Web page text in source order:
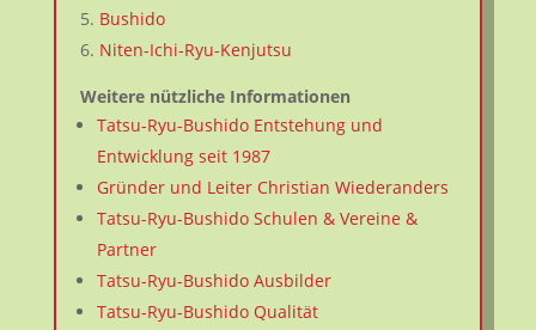
Bushido
Niten-Ichi-Ryu-Kenjutsu
Weitere nützliche Informationen
Tatsu-Ryu-Bushido Entstehung und
Entwicklung seit 1987
Gründer und Leiter Christian Wiederanders
Tatsu-Ryu-Bushido Schulen & Vereine &
Partner
Tatsu-Ryu-Bushido Ausbilder
Tatsu-Ryu-Bushido Qualität